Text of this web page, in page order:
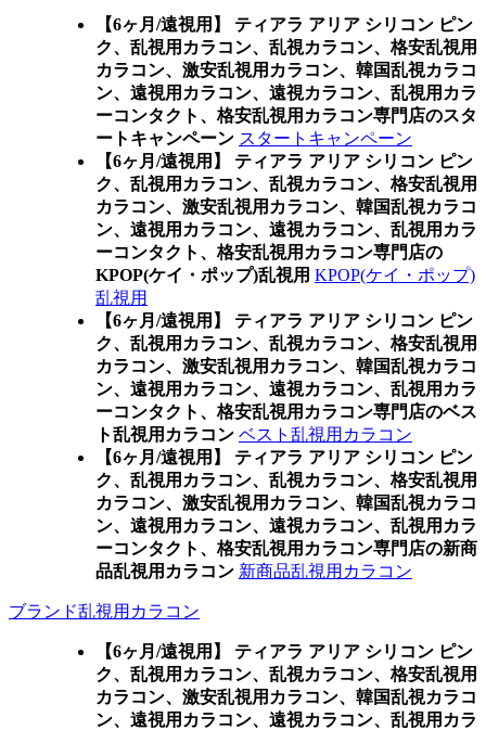
【6ヶ月/遠視用】 ティアラ アリア シリコン ピン
ク、乱視用カラコン、乱視カラコン、格安乱視用
カラコン、激安乱視用カラコン、韓国乱視カラコ
ン、遠視用カラコン、遠視カラコン、乱視用カラ
ーコンタクト、格安乱視用カラコン専門店のスタ
ートキャンペーン スタートキャンペーン
【6ヶ月/遠視用】 ティアラ アリア シリコン ピン
ク、乱視用カラコン、乱視カラコン、格安乱視用
カラコン、激安乱視用カラコン、韓国乱視カラコ
ン、遠視用カラコン、遠視カラコン、乱視用カラ
ーコンタクト、格安乱視用カラコン専門店の
KPOP(ケイ・ポップ)乱視用 KPOP(ケイ・ポップ)
乱視用
【6ヶ月/遠視用】 ティアラ アリア シリコン ピン
ク、乱視用カラコン、乱視カラコン、格安乱視用
カラコン、激安乱視用カラコン、韓国乱視カラコ
ン、遠視用カラコン、遠視カラコン、乱視用カラ
ーコンタクト、格安乱視用カラコン専門店のベス
ト乱視用カラコン ベスト乱視用カラコン
【6ヶ月/遠視用】 ティアラ アリア シリコン ピン
ク、乱視用カラコン、乱視カラコン、格安乱視用
カラコン、激安乱視用カラコン、韓国乱視カラコ
ン、遠視用カラコン、遠視カラコン、乱視用カラ
ーコンタクト、格安乱視用カラコン専門店の新商
品乱視用カラコン 新商品乱視用カラコン
ブランド乱視用カラコン
【6ヶ月/遠視用】 ティアラ アリア シリコン ピン
ク、乱視用カラコン、乱視カラコン、格安乱視用
カラコン、激安乱視用カラコン、韓国乱視カラコ
ン、遠視用カラコン、遠視カラコン、乱視用カラ